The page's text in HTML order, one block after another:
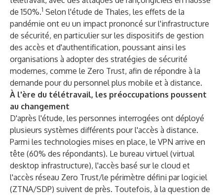
de 150%.1 Selon l'étude de Thales, les effets de la
pandémie ont eu un impact prononcé sur l'infrastructure
de sécurité, en particulier sur les dispositifs de gestion
des accès et d'authentification, poussant ainsi les
organisations à adopter des stratégies de sécurité
modernes, comme le Zero Trust, afin de répondre à la
demande pour du personnel plus mobile et à distance.
À l'ère du télétravail, les préoccupations poussent
au changement
D'après l'étude, les personnes interrogées ont déployé
plusieurs systèmes différents pour l'accès à distance.
Parmi les technologies mises en place, le VPN arrive en
tête (60% des répondants). Le bureau virtuel (virtual
desktop infrastructure), l'accès basé sur le cloud et
l'accès réseau Zero Trust/le périmètre défini par logiciel
(ZTNA/SDP) suivent de près. Toutefois, à la question de